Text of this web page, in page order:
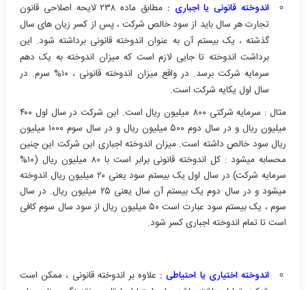
اندوخته قانونی یا اجباری :
مطابق ماده ۲۳۸ لایحه اصلاحی قانون
تجارت هر سال باید از سود خالص شرکت ، پس از کسر زیان های سال
گذشته ، یک بیستم آن به عنوان اندوخته قانونی برداشته شود. این
برداشت اندوخته تا جایی لازم است که میزان اندوخته به یک دهم
سرمایه شرکت برسد. در واقع میزان اندوخته قانونی ، ۱۰% سرم. در
سال اول یکایه شرکت است.
مثال : سرمایه شرکتی ۸۰۰ میلیون ریال است. این شرکت در سال اول ۴۰۰
میلیون ریال و در سال دوم ۵۰۰ میلیون ریال و در سال سوم ۱۰۰۰ میلیون
ریال سود خالص داشته است. میزان اندوخته اجباری این شرکت این چنین
محسابه میشود : کل اندوخته قانونی برابر است با ۸۰ میلیون ریال (۱۰%
سرمایه شرکت) در سال اول یک بیستم سود یعنی ۲۰ میلیون ریال اندوخته
میشود و در سال دوم یک بیستم آن سال یعنی ۲۵ میلیون ریال. در سال
سوم ، یک بیستم سود عبارت است ۵۰ میلیون ریال از سود سال سوم کافی
است تا تمام اندوخته اجباری کسر شود.
اندوخته اختیاری یا احتیاطی : علاوه بر اندوخته قانونی ، ممکن است